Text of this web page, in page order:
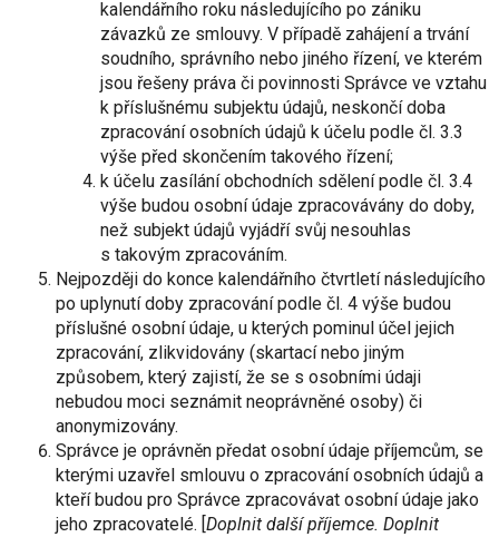
kalendářního roku následujícího po zániku
závazků ze smlouvy. V případě zahájení a trvání
soudního, správního nebo jiného řízení, ve kterém
jsou řešeny práva či povinnosti Správce ve vztahu
k příslušnému subjektu údajů, neskončí doba
zpracování osobních údajů k účelu podle čl. 3.3
výše před skončením takového řízení;
k účelu zasílání obchodních sdělení podle čl. 3.4
výše budou osobní údaje zpracovávány do doby,
než subjekt údajů vyjádří svůj nesouhlas
s takovým zpracováním.
Nejpozději do konce kalendářního čtvrtletí následujícího
po uplynutí doby zpracování podle čl. 4 výše budou
příslušné osobní údaje, u kterých pominul účel jejich
zpracování, zlikvidovány (skartací nebo jiným
způsobem, který zajistí, že se s osobními údaji
nebudou moci seznámit neoprávněné osoby) či
anonymizovány.
Správce je oprávněn předat osobní údaje příjemcům, se
kterými uzavřel smlouvu o zpracování osobních údajů a
kteří budou pro Správce zpracovávat osobní údaje jako
jeho zpracovatelé. [Doplnit další příjemce. Doplnit